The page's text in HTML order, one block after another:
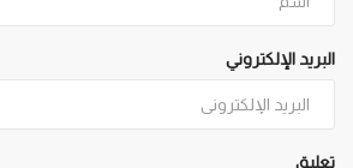
البريد الإلكتروني
تعليق